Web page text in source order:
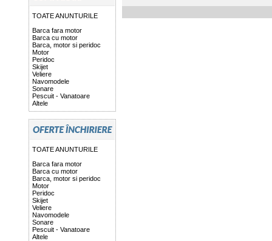
TOATE ANUNTURILE
Barca fara motor
Barca cu motor
Barca, motor si peridoc
Motor
Peridoc
Skijet
Veliere
Navomodele
Sonare
Pescuit - Vanatoare
Altele
TOATE ANUNTURILE
Barca fara motor
Barca cu motor
Barca, motor si peridoc
Motor
Peridoc
Skijet
Veliere
Navomodele
Sonare
Pescuit - Vanatoare
Altele